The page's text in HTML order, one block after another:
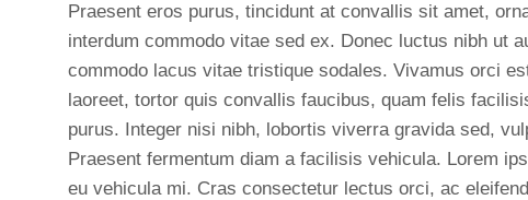
Praesent eros purus, tincidunt at convallis sit amet,
interdum commodo vitae sed ex. Donec luctus nibh ut
commodo lacus vitae tristique sodales. Vivamus orci
laoreet, tortor quis convallis faucibus, quam felis
purus. Integer nisi nibh, lobortis viverra gravida sed,
Praesent fermentum diam a facilisis vehicula. Lorem
eu vehicula mi. Cras consectetur lectus orci, ac